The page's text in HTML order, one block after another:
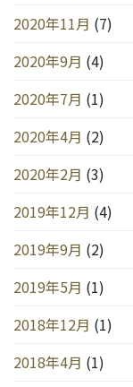
2020年11月 (7)
2020年9月 (4)
2020年7月 (1)
2020年4月 (2)
2020年2月 (3)
2019年12月 (4)
2019年9月 (2)
2019年5月 (1)
2018年12月 (1)
2018年4月 (1)